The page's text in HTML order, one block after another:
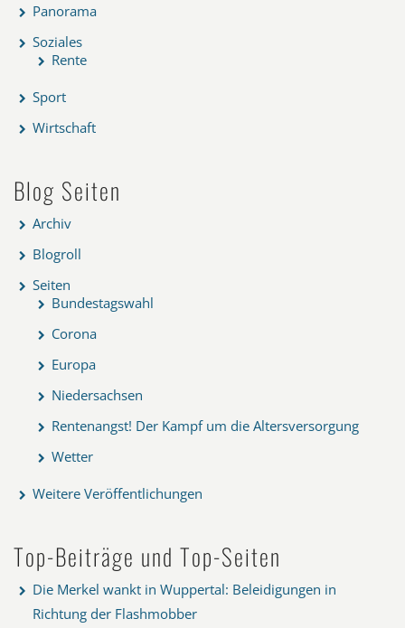
Panorama
Soziales
Rente
Sport
Wirtschaft
Blog Seiten
Archiv
Blogroll
Seiten
Bundestagswahl
Corona
Europa
Niedersachsen
Rentenangst! Der Kampf um die Altersversorgung
Wetter
Weitere Veröffentlichungen
Top-Beiträge und Top-Seiten
Die Merkel wankt in Wuppertal: Beleidigungen in
Richtung der Flashmobber